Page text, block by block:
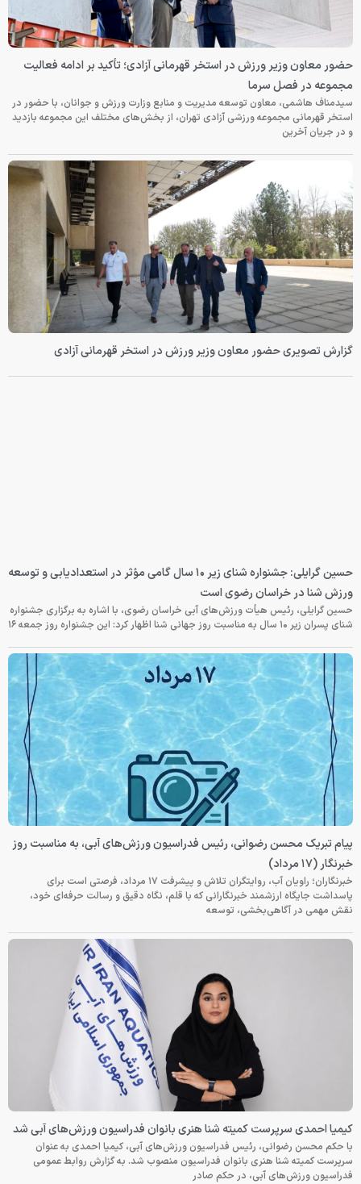
حضور معاون وزیر ورزش در استخر قهرمانی آزادی؛ تأکید بر ادامه فعالیت
مجموعه در فصل سرما
سیدمناف هاشمی، معاون توسعه مدیریت و منابع وزارت ورزش و جوانان، با حضور در
استخر قهرمانی مجموعه ورزشی آزادی تهران، از بخش‌های مختلف این مجموعه بازدید
و در جریان آخرین
گزارش تصویری حضور معاون وزیر ورزش در استخر قهرمانی آزادی
حسین گرایلی: جشنواره شنای زیر ۱۰ سال گامی مؤثر در استعدادیابی و توسعه
ورزش شنا در خراسان رضوی است
حسین گرایلی، رئیس هیأت ورزش‌های آبی خراسان رضوی، با اشاره به برگزاری جشنواره
شنای پسران زیر ۱۰ سال به مناسبت روز جهانی شنا اظهار کرد: این جشنواره روز جمعه‌ ۱۶
پیام تبریک محسن رضوانی، رئیس فدراسیون ورزش‌های آبی، به مناسبت روز
خبرنگار (۱۷ مرداد)
خبرنگاران؛ راویان آب، روایتگران تلاش و پیشرفت ۱۷ مرداد، فرصتی است برای
پاسداشت جایگاه ارزشمند خبرنگارانی که با قلم، نگاه دقیق و رسالت حرفه‌ای خود،
نقش مهمی در آگاهی‌بخشی، توسعه
کیمیا احمدی سرپرست کمیته شنا هنری بانوان فدراسیون ورزش‌های آبی شد
با حکم محسن رضوانی، رئیس فدراسیون ورزش‌های آبی، کیمیا احمدی به عنوان
سرپرست کمیته شنا هنری بانوان فدراسیون منصوب شد. به گزارش روابط عمومی
فدراسیون ورزش‌های آبی، در حکم صادر